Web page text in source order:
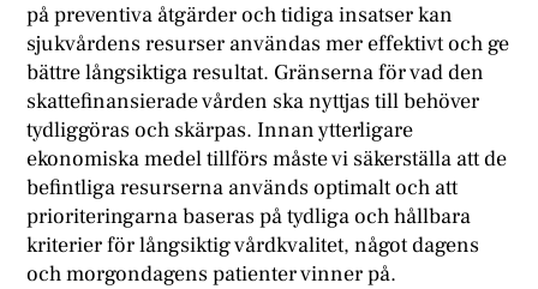
på preventiva åtgärder och tidiga insatser kan
sjukvårdens resurser användas mer effektivt och ge
bättre långsiktiga resultat. Gränserna för vad den
skattefinansierade vården ska nyttjas till behöver
tydliggöras och skärpas. Innan ytterligare
ekonomiska medel tillförs måste vi säkerställa att de
befintliga resurserna används optimalt och att
prioriteringarna baseras på tydliga och hållbara
kriterier för långsiktig vårdkvalitet, något dagens
och morgondagens patienter vinner på.